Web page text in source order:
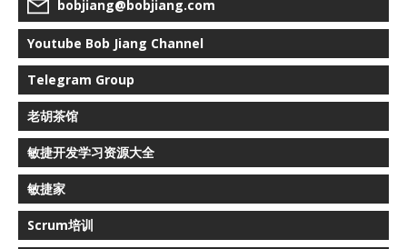
bobjiang@bobjiang.com
Youtube Bob Jiang Channel
Telegram Group
老胡茶馆
敏捷开发学习资源大全
敏捷家
Scrum培训